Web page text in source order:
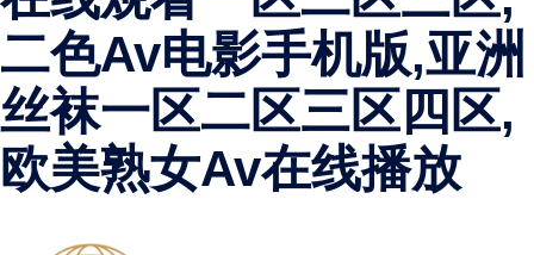
二色av电影手机版,亚洲
丝袜一区二区三区四区,
欧美熟女av在线播放